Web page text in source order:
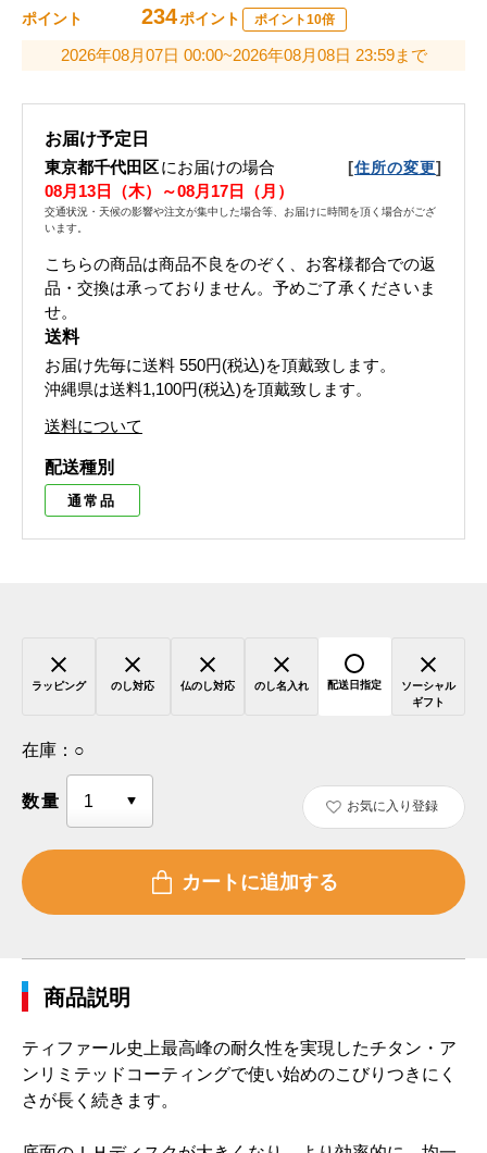
ポイント 234ポイント ポイント10倍
2026年08月07日 00:00~2026年08月08日 23:59まで
お届け予定日
東京都千代田区にお届けの場合 [住所の変更]
08月13日（木）～08月17日（月）
交通状況・天候の影響や注文が集中した場合等、お届けに時間を頂く場合がござ
います。
こちらの商品は商品不良をのぞく、お客様都合での返
品・交換は承っておりません。予めご了承くださいま
せ。
送料
お届け先毎に送料 550円(税込)を頂戴致します。
沖縄県は送料1,100円(税込)を頂戴致します。
送料について
配送種別
通常品
ラッピング のし対応 仏のし対応 のし名入れ 配送日指定
ソーシャル
ギフト
在庫： ○
数量 お気に入り登録
商品説明
ティファール史上最高峰の耐久性を実現したチタン・ア
ンリミテッドコーティングで使い始めのこびりつきにく
さが長く続きます。